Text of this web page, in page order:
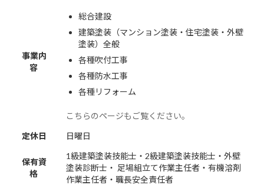
事業内
容
総合建設
建築塗装（マンション塗装・住宅塗装・外壁
塗装）全般
各種吹付工事
各種防水工事
各種リフォーム
こちらのページもご覧ください。
定休日
日曜日
保有資
格
1級建築塗装技能士・2級建築塗装技能士・外壁
塗装診断士・ 足場組立て作業主任者・有機溶剤
作業主任者・職長安全責任者